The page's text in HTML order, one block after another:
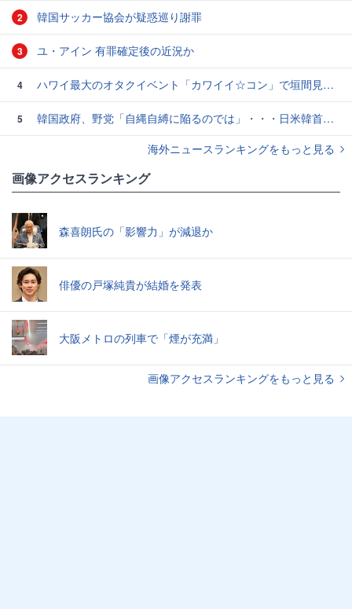
2 韓国サッカー協会が疑惑巡り謝罪
3 ユ・アイン 有罪確定後の近況か
4 ハワイ最大のオタクイベント「カワイイ☆コン」で垣間見えた日本とは全く違う海外のファン活動とは？
5
韓国政府、野党「自縄自縛に陥るのでは」・・・日米韓首脳会談に懸念示す
海外ニュースランキングをもっと見る
画像アクセスランキング
森喜朗氏の「影響力」が減退か
俳優の戸塚純貴が結婚を発表
大阪メトロの列車で「煙が充満」
画像アクセスランキングをもっと見る